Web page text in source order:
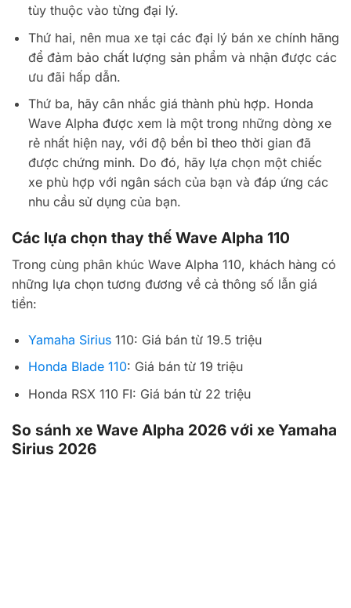
tùy thuộc vào từng đại lý.
Thứ hai, nên mua xe tại các đại lý bán xe chính hãng
để đảm bảo chất lượng sản phẩm và nhận được các
ưu đãi hấp dẫn.
Thứ ba, hãy cân nhắc giá thành phù hợp. Honda
Wave Alpha được xem là một trong những dòng xe
rẻ nhất hiện nay, với độ bền bỉ theo thời gian đã
được chứng minh. Do đó, hãy lựa chọn một chiếc
xe phù hợp với ngân sách của bạn và đáp ứng các
nhu cầu sử dụng của bạn.
Các lựa chọn thay thế Wave Alpha 110
Trong cùng phân khúc Wave Alpha 110, khách hàng có
những lựa chọn tương đương về cả thông số lẫn giá
tiền:
Yamaha Sirius110: Giá bán từ 19.5 triệu
Honda Blade 110: Giá bán từ 19 triệu
Honda RSX 110 FI: Giá bán từ 22 triệu
So sánh xe Wave Alpha 2026 với xe Yamaha
Sirius 2026